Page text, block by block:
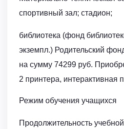
спортивный зал; стадион;
библиотека (фонд
экземпл.) Родительский
на сумму 74299 руб.
2 принтера, интерактивная
Режим обучения учащихся
Продолжительность